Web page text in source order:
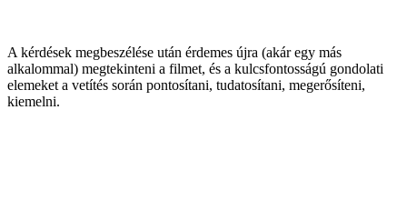
A kérdések megbeszélése után érdemes újra (akár egy más
alkalommal) megtekinteni a filmet, és a kulcsfontosságú gondolati
elemeket a vetítés során pontosítani, tudatosítani, megerősíteni,
kiemelni.